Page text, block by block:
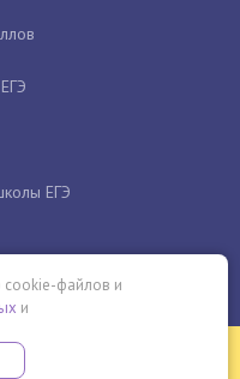
ЕГЭ
cookie-файлов и
и